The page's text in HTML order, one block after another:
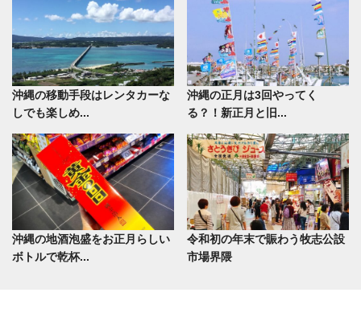
沖縄の移動手段はレンタカーな
しでも楽しめ...
沖縄の正月は3回やってく
る？！新正月と旧...
沖縄の地酒泡盛をお正月らしい
ボトルで乾杯...
令和初の年末で賑わう牧志公設
市場界隈